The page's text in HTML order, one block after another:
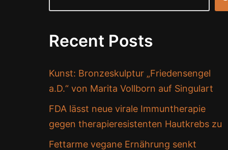
Recent Posts
Kunst: Bronzeskulptur „Friedensengel
a.D.“ von Marita Vollborn auf Singulart
FDA lässt neue virale Immuntherapie
gegen therapieresistenten Hautkrebs zu
Fettarme vegane Ernährung senkt